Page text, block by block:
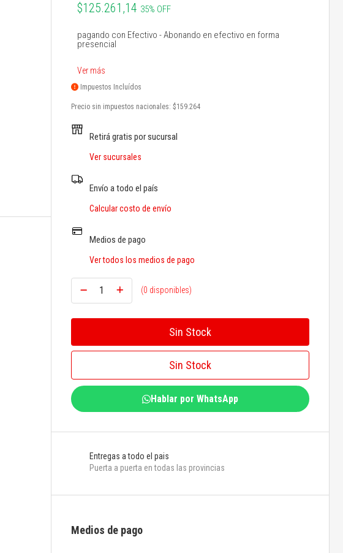
$125.261,14 35% OFF
pagando con Efectivo - Abonando en efectivo en forma
presencial
Ver más
Impuestos Incluídos
Precio sin impuestos nacionales: $159.264
Retirá gratis por sucursal
Ver sucursales
Envío a todo el país
Calcular costo de envío
Medios de pago
Ver todos los medios de pago
(0 disponibles)
Sin Stock
Sin Stock
Hablar por WhatsApp
Entregas a todo el pais
Puerta a puerta en todas las provincias
Medios de pago